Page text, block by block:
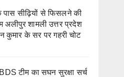
सीढ़ियों से फिसलने की
अलीपुर शामली उत्तर प्रदेश
कुमार के सर पर गहरी चोट
BDS टीम का सघन सुरक्षा सर्च